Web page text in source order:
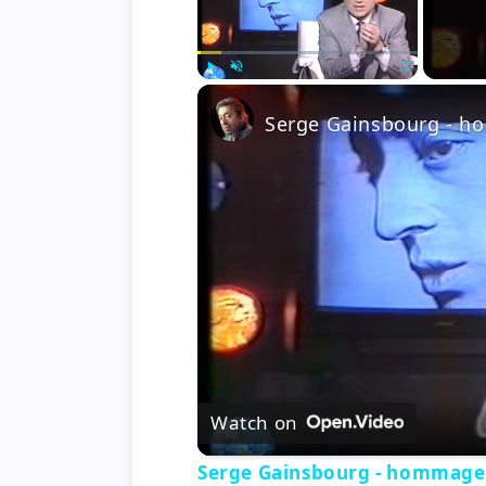
Serge Gainsbourg -
Watch on
Serge Gainsbourg -